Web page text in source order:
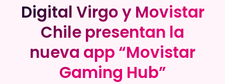
Digital Virgo y Movistar
Chile presentan la
nueva app “Movistar
Gaming Hub”
Digital Virgo y Movistar
Chile presentan la
nueva app “Movistar
Gaming Hub”